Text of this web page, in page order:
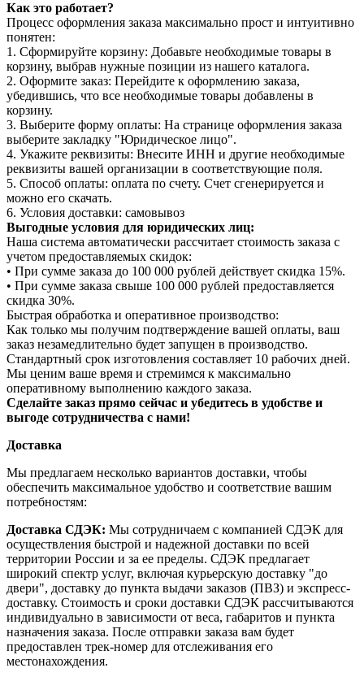
Как это работает?
Процесс оформления заказа максимально прост и интуитивно
понятен:
1. Сформируйте корзину: Добавьте необходимые товары в
корзину, выбрав нужные позиции из нашего каталога.
2. Оформите заказ: Перейдите к оформлению заказа,
убедившись, что все необходимые товары добавлены в
корзину.
3. Выберите форму оплаты: На странице оформления заказа
выберите закладку "Юридическое лицо".
4. Укажите реквизиты: Внесите ИНН и другие необходимые
реквизиты вашей организации в соответствующие поля.
5. Способ оплаты: оплата по счету. Счет сгенерируется и
можно его скачать.
6. Условия доставки: самовывоз
Выгодные условия для юридических лиц:
Наша система автоматически рассчитает стоимость заказа с
учетом предоставляемых скидок:
• При сумме заказа до 100 000 рублей действует скидка 15%.
• При сумме заказа свыше 100 000 рублей предоставляется
скидка 30%.
Быстрая обработка и оперативное производство:
Как только мы получим подтверждение вашей оплаты, ваш
заказ незамедлительно будет запущен в производство.
Стандартный срок изготовления составляет 10 рабочих дней.
Мы ценим ваше время и стремимся к максимально
оперативному выполнению каждого заказа.
Сделайте заказ прямо сейчас и убедитесь в удобстве и
выгоде сотрудничества с нами!
Доставка
Мы предлагаем несколько вариантов доставки, чтобы
обеспечить максимальное удобство и соответствие вашим
потребностям:
Доставка СДЭК: Мы сотрудничаем с компанией СДЭК для
осуществления быстрой и надежной доставки по всей
территории России и за ее пределы. СДЭК предлагает
широкий спектр услуг, включая курьерскую доставку "до
двери", доставку до пункта выдачи заказов (ПВЗ) и экспресс-
доставку. Стоимость и сроки доставки СДЭК рассчитываются
индивидуально в зависимости от веса, габаритов и пункта
назначения заказа. После отправки заказа вам будет
предоставлен трек-номер для отслеживания его
местонахождения.